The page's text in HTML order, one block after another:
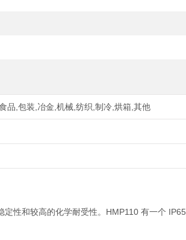
品,包装,冶金,机械,纺织,制冷,烘箱,其他
性和较高的化学耐受性。HMP110 有一个 IP65